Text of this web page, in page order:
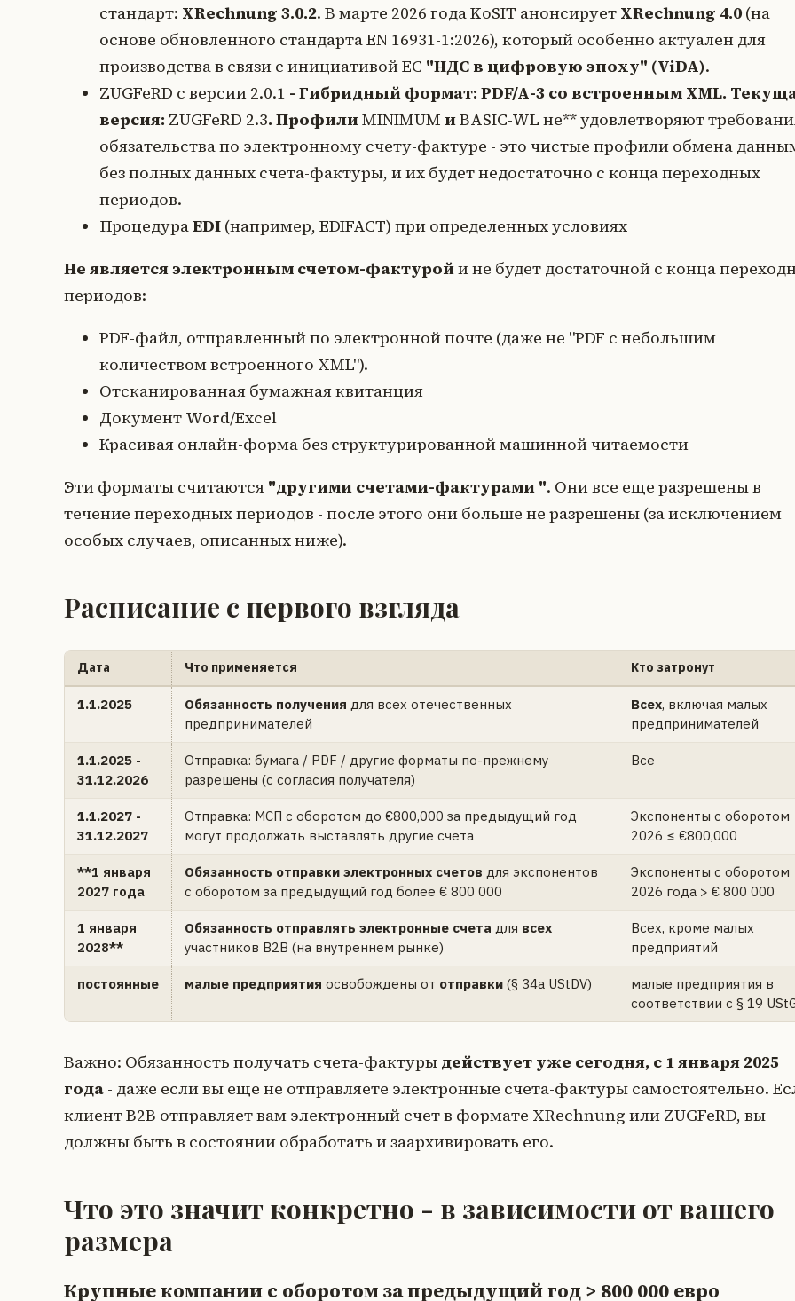
стандарт: XRechnung 3.0.2. В марте 2026 года KoSIT анонсирует XRechnung 4.0 (на
основе обновленного стандарта EN 16931-1:2026), который особенно актуален для
производства в связи с инициативой ЕС "НДС в цифровую эпоху" (ViDA).
ZUGFeRD с версии 2.0.1 - Гибридный формат: PDF/A-3 со встроенным XML.
версия: ZUGFeRD 2.3. ПрофилиMINIMUM иBASIC-WL не** удовлетворяют
обязательства по электронному счету-фактуре - это чистые профили обмена
без полных данных счета-фактуры, и их будет недостаточно с конца переходных
периодов.
ПроцедураEDI (например, EDIFACT) при определенных условиях
Не является электронным счетом-фактуройи не будет достаточной с конца
периодов:
PDF-файл, отправленный по электронной почте (даже не "PDF с небольшим
количеством встроенного XML").
Отсканированная бумажная квитанция
Документ Word/Excel
Красивая онлайн-форма без структурированной машинной читаемости
Эти форматы считаются "другими счетами-фактурами ". Они все еще разрешены в
течение переходных периодов - после этого они больше не разрешены (за исключением
особых случаев, описанных ниже).
Расписание с первого взгляда
Дата Что применяется Кто затронут
1.1.2025 Обязанность получения для всех отечественных
предпринимателей
Всех, включая малых
предпринимателей
1.1.2025 -
31.12.2026
Отправка: бумага / PDF / другие форматы по-прежнему
разрешены (с согласия получателя)
Все
1.1.2027 -
31.12.2027
Отправка: МСП с оборотом до €800,000 за предыдущий год
могут продолжать выставлять другие счета
Экспоненты с оборотом
2026 ≤ €800,000
**1 января
2027 года
Обязанность отправки электронных счетов для экспонентов
с оборотом за предыдущий год более € 800 000
Экспоненты с оборотом
2026 года > € 800 000
1 января
2028**
Обязанность отправлять электронные счета для всех
участников B2B (на внутреннем рынке)
Всех, кроме малых
предприятий
постоянные малые предприятия освобождены от отправки (§ 34a UStDV)
малые предприятия в
соответствии с § 19
Важно: Обязанность получать счета-фактуры действует уже сегодня, с 1 января 2025
года - даже если вы еще не отправляете электронные счета-фактуры самостоятельно.
клиент B2B отправляет вам электронный счет в формате XRechnung или ZUGFeRD, вы
должны быть в состоянии обработать и заархивировать его.
Что это значит конкретно - в зависимости от вашего
размера
Крупные компании с оборотом за предыдущий год > 800 000 евро